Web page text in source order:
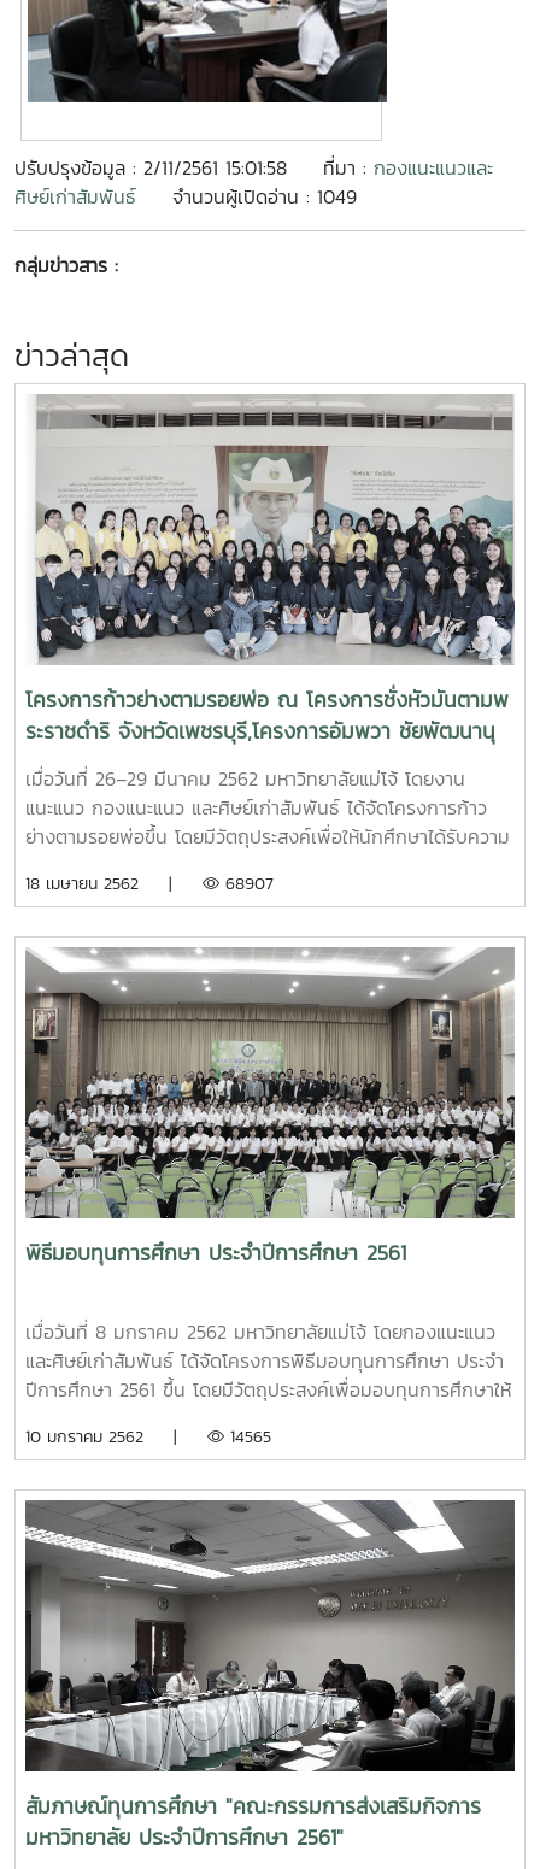
ปรับปรุงข้อมูล : 2/11/2561 15:01:58 ที่มา : กองแนะแนวและ
ศิษย์เก่าสัมพันธ์
จำนวนผู้เปิดอ่าน : 1049
กลุ่มข่าวสาร :
ข่าวล่าสุด
โครงการก้าวย่างตามรอยพ่อ ณ โครงการชั่งหัวมันตามพ
ระราชดำริ จังหวัดเพชรบุรี,โครงการอัมพวา ชัยพัฒนานุ
รักษ์ จังหวัดสมุทรสงคราม และศูนย์เรียนรู้โครงการอัน
เนื่องมาจากโครงการพระราชดำริ จังหวัดชัยนาท
เมื่อวันที่ 26–29 มีนาคม 2562 มหาวิทยาลัยแม่โจ้ โดยงาน
แนะแนว กองแนะแนว และศิษย์เก่าสัมพันธ์ ได้จัดโครงการก้าว
ย่างตามรอยพ่อขึ้น โดยมีวัตถุประสงค์เพื่อให้นักศึกษาได้รับความ
พระบาทสมเด็จพระปรมินทรมหาภูมิพลอดุลยเดช รัชกาลที่ 9 และ
ราชดำริ ตลอดจนสามารถนำสิ่งที่ได้จากการศึกษาดูงานไป
ประยุกต์ใช้ในการดำเนินชีวิตประจำวันได้ โดยนำบุคลากร กอง
แนะแนวและศิษย์เก่าสัมพันธ์ และนักศึกษาที่ได้รับทุนการศึกษา
เข้าศึกษาดูงาน ณ โครงการชั่งหัวมันตามพระราชดำริ จังหวัด
เพชรบุรี,โครงการอัมพวา ชัยพัฒนานุรักษ์ จังหวัดสมุทรสงคราม
และศูนย์เรียนรู้โครงการอันเนื่องมาจากโครงการพระราชดำริ
จังหวัดชัยนาท
18 เมษายน 2562 | 68907
พิธีมอบทุนการศึกษา ประจำปีการศึกษา 2561
เมื่อวันที่ 8 มกราคม 2562 มหาวิทยาลัยแม่โจ้ โดยกองแนะแนว
และศิษย์เก่าสัมพันธ์ ได้จัดโครงการพิธีมอบทุนการศึกษา ประจำ
ปีการศึกษา 2561 ขึ้น โดยมีวัตถุประสงค์เพื่อมอบทุนการศึกษาให้
และเป็นการให้ผู้บริหารมหาวิทยาลัยและนักศึกษาได้พบปะและแสดง
ฟังโอวาทจากผู้บริหารและผู้สนับสนุนทุนการศึกษา ในการนี้ได้รับ
เกียรติจาก รศ.ดร.วีระพล ทองมา รองอธิการบดีมหาวิทยาลัยแม่
โจ้ เป็นประธานในพิธี โดยได้รับการสนับสนุนทุนการศึกษาจาก
ภาครัฐ ภาคเอกชน หน่วยงานรัฐวิสาหกิจ มูลนิธิ/ชมรมต่าง ๆ
ศิษย์เก่าแม่โจ้ และบุคคลทั่วไป ณ ห้องประชุมอาคม กาญจนประ
10 มกราคม 2562 | 14565
สัมภาษณ์ทุนการศึกษา "คณะกรรมการส่งเสริมกิจการ
มหาวิทยาลัย ประจำปีการศึกษา 2561"